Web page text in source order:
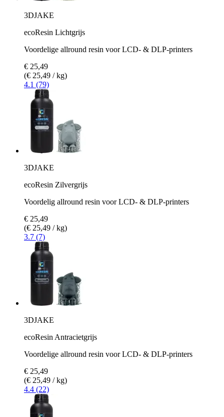
3DJAKE
ecoResin Lichtgrijs
Voordelige allround resin voor LCD- & DLP-printers
€ 25,49
(€ 25,49 / kg)
4.1 (79)
3DJAKE
ecoResin Zilvergrijs
Voordelig allround resin voor LCD- & DLP-printers
€ 25,49
(€ 25,49 / kg)
3.7 (7)
3DJAKE
ecoResin Antracietgrijs
Voordelige allround resin voor LCD- & DLP-printers
€ 25,49
(€ 25,49 / kg)
4.4 (22)